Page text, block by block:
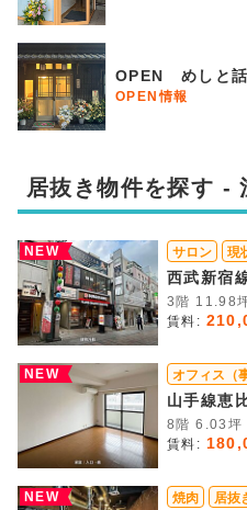
OPEN めしと話
OPEN情報
居抜き物件を探す -
NEW サロン 現
西武新宿
3階
賃料:
NEW オフィス（
山手線恵
8階 6.03
賃料:
NEW 焼肉 居抜